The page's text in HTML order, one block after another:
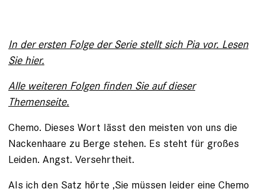
In der ersten Folge der Serie stellt sich Pia vor. Lesen
Sie hier.
Alle weiteren Folgen finden Sie auf dieser
Themenseite.
Chemo. Dieses Wort lässt den meisten von uns die
Nackenhaare zu Berge stehen. Es steht für großes
Leiden. Angst. Versehrtheit.
Als ich den Satz hörte ‚Sie müssen leider eine Chemo